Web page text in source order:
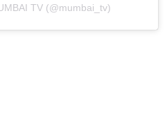
TV (@mumbai_tv)